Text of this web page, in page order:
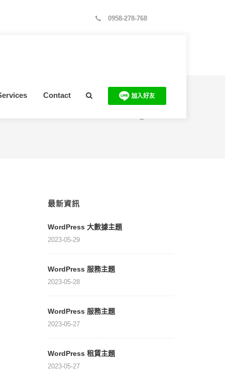
0958-278-768
Contact
最新資訊
WordPress 大數據主題
2023-05-29
WordPress 服務主題
2023-05-28
WordPress 服務主題
2023-05-27
WordPress 租賃主題
2023-05-27